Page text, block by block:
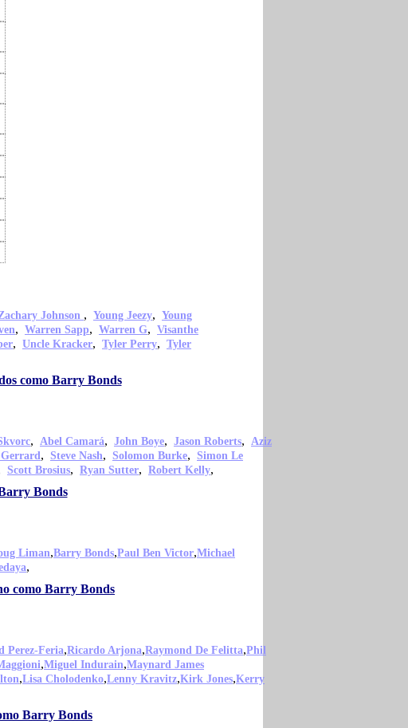
Johnson , Young Jeezy, Young
, Warren Sapp, Warren G, Visanthe
, Uncle Kracker, Tyler Perry, Tyler
como Barry Bonds
, Abel Camará, John Boye, Jason Roberts, Aziz
Gerrard, Steve Nash, Solomon Burke, Simon Le
Scott Brosius, Ryan Sutter, Robert Kelly,
Bonds
Liman,Barry Bonds,Paul Ben Victor,Michael
,
como Barry Bonds
Perez-Feria,Ricardo Arjona,Raymond De Felitta,Phil
,Miguel Indurain,Maynard James
,Lisa Cholodenko,Lenny Kravitz,Kirk Jones,Kerry
Barry Bonds